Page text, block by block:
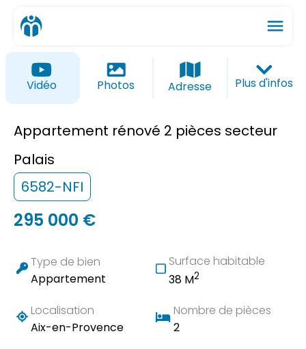
menu
ios_share
Vidéo Photos Adresse Plus d'infos
Appartement rénové 2 pièces secteur
Palais
6582-NFI
295 000 €
Type de bien
Appartement
Surface habitable
38 M2
Localisation
Aix-en-Provence
Nombre de pièces
2